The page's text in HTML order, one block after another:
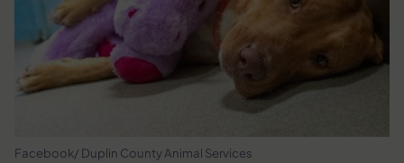
Facebook/ Duplin County Animal Services